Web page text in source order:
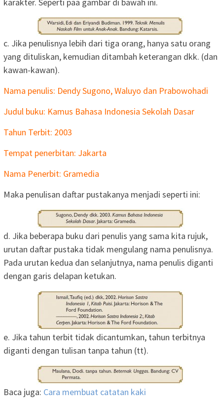
karakter. Seperti paa gambar di bawah ini.
c. Jika penulisnya lebih dari tiga orang, hanya satu orang
yang dituliskan, kemudian ditambah keterangan dkk. (dan
kawan-kawan).
Nama penulis: Dendy Sugono, Waluyo dan Prabowohadi
Judul buku: Kamus Bahasa Indonesia Sekolah Dasar
Tahun Terbit: 2003
Tempat penerbitan: Jakarta
Nama Penerbit: Gramedia
Maka penulisan daftar pustakanya menjadi seperti ini:
d. Jika beberapa buku dari penulis yang sama kita rujuk,
urutan daftar pustaka tidak mengulang nama penulisnya.
Pada urutan kedua dan selanjutnya, nama penulis diganti
dengan garis delapan ketukan.
e. Jika tahun terbit tidak dicantumkan, tahun terbitnya
diganti dengan tulisan tanpa tahun (tt).
Baca juga: Cara membuat catatan kaki